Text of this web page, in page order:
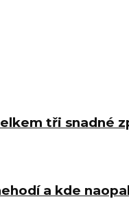
tři snadné
a kde